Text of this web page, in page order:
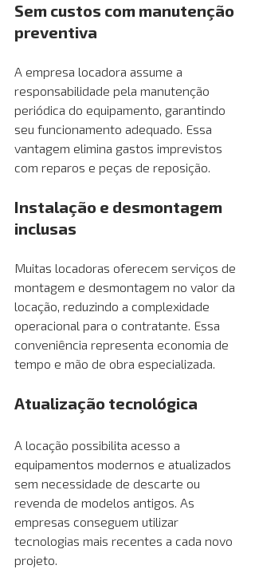
Sem custos com manutenção
preventiva
A empresa locadora assume a
responsabilidade pela manutenção
periódica do equipamento, garantindo
seu funcionamento adequado. Essa
vantagem elimina gastos imprevistos
com reparos e peças de reposição.
Instalação e desmontagem
inclusas
Muitas locadoras oferecem serviços de
montagem e desmontagem no valor da
locação, reduzindo a complexidade
operacional para o contratante. Essa
conveniência representa economia de
tempo e mão de obra especializada.
Atualização tecnológica
A locação possibilita acesso a
equipamentos modernos e atualizados
sem necessidade de descarte ou
revenda de modelos antigos. As
empresas conseguem utilizar
tecnologias mais recentes a cada novo
projeto.